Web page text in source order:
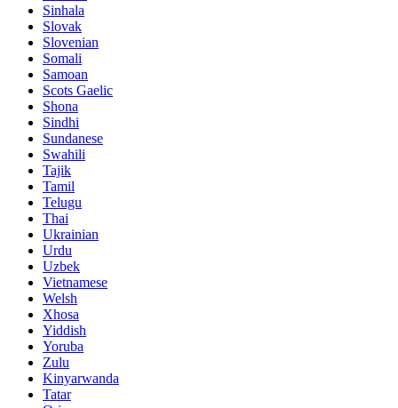
Sinhala
Slovak
Slovenian
Somali
Samoan
Scots Gaelic
Shona
Sindhi
Sundanese
Swahili
Tajik
Tamil
Telugu
Thai
Ukrainian
Urdu
Uzbek
Vietnamese
Welsh
Xhosa
Yiddish
Yoruba
Zulu
Kinyarwanda
Tatar